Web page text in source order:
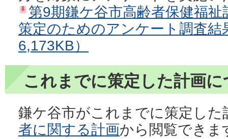
第9期鎌ケ谷市高齢者保健福
策定のためのアンケート調査結
6,173KB）
これまでに策定した計画
鎌ケ谷市がこれまでに策定した
者に関する計画から閲覧できま